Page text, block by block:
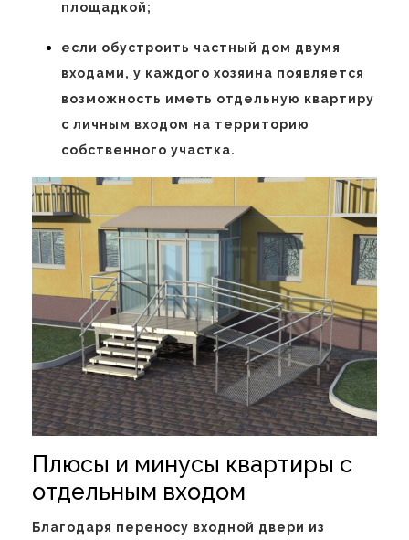
площадкой;
если обустроить частный дом двумя
входами, у каждого хозяина появляется
возможность иметь отдельную квартиру
с личным входом на территорию
собственного участка.
Плюсы и минусы квартиры с
отдельным входом
Благодаря переносу входной двери из